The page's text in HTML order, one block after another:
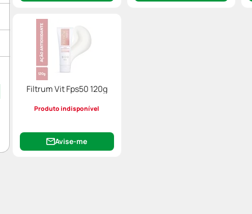
Filtrum Vit Fps50 120g
Produto indisponível
Avise-me